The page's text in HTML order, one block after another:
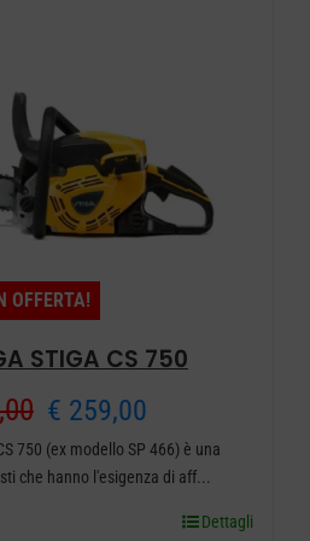
OFFERTA!
STIGA CS 750
Il
prezzo
€ 259,00Il
prezzo
750 (ex modello SP 466) è una
che hanno l'esigenza di aff...
Dettagli